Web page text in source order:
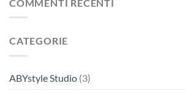
COMMENTI RECENTI
CATEGORIE
ABYstyle Studio (3)